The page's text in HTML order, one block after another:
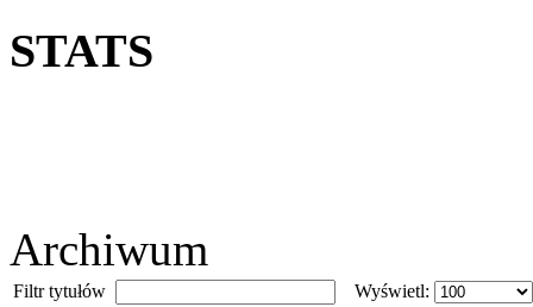
STATS
Archiwum
Filtr tytułów
Wyświetl: